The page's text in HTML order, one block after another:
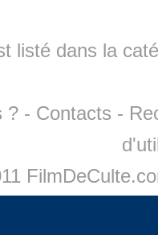
listé dans la
? - Contacts -